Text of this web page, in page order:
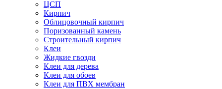
ЦСП
Кирпич
Облицовочный кирпич
Поризованный камень
Строительный кирпич
Клеи
Жидкие гвозди
Клеи для дерева
Клеи для обоев
Клеи для ПВХ мембран